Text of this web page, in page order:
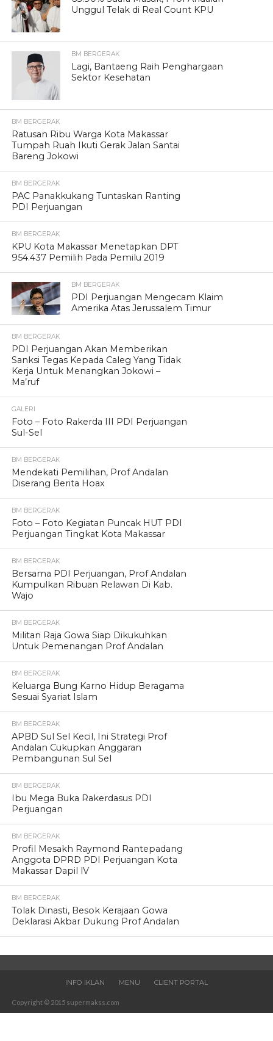
Unggul Telak di Real Count KPU
BM BERGERAK
Lagi, Bantaeng Raih Penghargaan
Sektor Kesehatan
BM BERGERAK
Ratusan Ribu Warga Kota Makassar
Tumpah Ruah Ikuti Gerak Jalan Santai
Bareng Jokowi
BM BERGERAK
PAC Panakkukang Tuntaskan Ranting
PDI Perjuangan
BM BERGERAK
KPU Kota Makassar Menetapkan DPT
954.437 Pemilih Pada Pemilu 2019
BM BERGERAK
PDI Perjuangan Mengecam Klaim
Amerika Atas Jerussalem Timur
BM BERGERAK
PDI Perjuangan Akan Memberikan
Sanksi Tegas Kepada Caleg Yang Tidak
Kerja Untuk Menangkan Jokowi –
Ma’ruf
GALERI
Foto – Foto Rakerda III PDI Perjuangan
Sul-Sel
BM BERGERAK
Mendekati Pemilihan, Prof Andalan
Diserang Berita Hoax
BM BERGERAK
Foto – Foto Kegiatan Puncak HUT PDI
Perjuangan Tingkat Kota Makassar
BM BERGERAK
Bersama PDI Perjuangan, Prof Andalan
Kumpulkan Ribuan Relawan Di Kab.
Wajo
BM BERGERAK
Militan Raja Gowa Siap Dikukuhkan
Untuk Pemenangan Prof Andalan
BM BERGERAK
Keluarga Bung Karno Hidup Beragama
Sesuai Syariat Islam
BM BERGERAK
APBD Sul Sel Kecil, Ini Strategi Prof
Andalan Cukupkan Anggaran
Pembangunan Sul Sel
BM BERGERAK
Ibu Mega Buka Rakerdasus PDI
Perjuangan
BM BERGERAK
Profil Mesakh Raymond Rantepadang
Anggota DPRD PDI Perjuangan Kota
Makassar Dapil lV
BM BERGERAK
Tolak Dinasti, Besok Kerajaan Gowa
Deklarasi Akbar Dukung Prof Andalan
INFO IKLAN MENU CLIENT PORTAL
Copyright © 2015 supermakss.com